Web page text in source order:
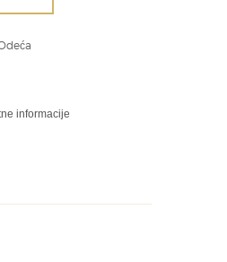
informacije